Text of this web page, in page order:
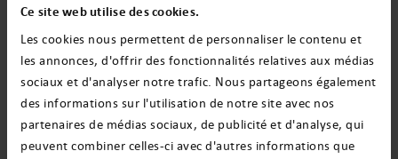
Ce site web utilise des cookies.
Les cookies nous permettent de personnaliser le contenu et
les annonces, d'offrir des fonctionnalités relatives aux médias
sociaux et d'analyser notre trafic. Nous partageons également
des informations sur l'utilisation de notre site avec nos
partenaires de médias sociaux, de publicité et d'analyse, qui
peuvent combiner celles-ci avec d'autres informations que
également rendue plus agréable par une série de
jeux et de films disponibles à partir du 1er
décembre.
Le site web se trouve à cette adresse :